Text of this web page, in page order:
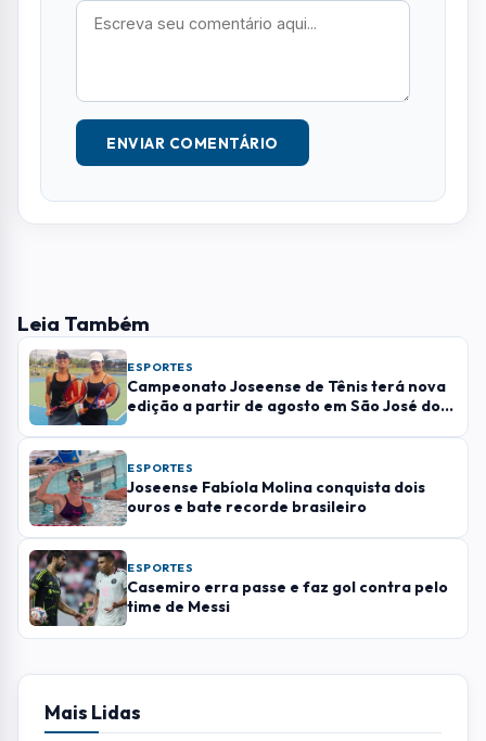
ENVIAR COMENTÁRIO
Leia Também
ESPORTES
Campeonato Joseense de Tênis terá nova
edição a partir de agosto em São José dos
ESPORTES
Joseense Fabíola Molina conquista dois
ouros e bate recorde brasileiro
ESPORTES
Casemiro erra passe e faz gol contra pelo
time de Messi
Mais Lidas